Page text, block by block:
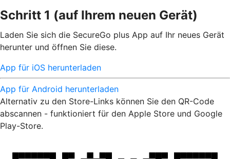
Schritt 1 (auf Ihrem neuen Gerät)
Laden Sie sich die SecureGo plus App auf Ihr neues Gerät
herunter und öffnen Sie diese.
App für iOS herunterladen
App für Android herunterladen
Alternativ zu den Store-Links können Sie den QR-Code
abscannen - funktioniert für den Apple Store und Google
Play-Store.